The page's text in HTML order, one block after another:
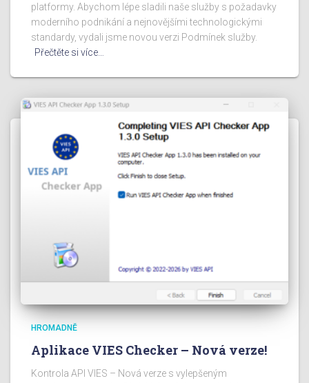
platformy. Abychom lépe sladili naše služby s požadavky
moderního podnikání a nejnovějšími technologickými
standardy, vydali jsme novou verzi Podmínek služby.
Přečtěte si více…
HROMADNĚ
Aplikace VIES Checker – Nová verze!
Kontrola API VIES – Nová verze s vylepšeným